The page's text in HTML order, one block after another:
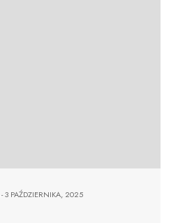
-3 PAŹDZIERNIKA, 2025